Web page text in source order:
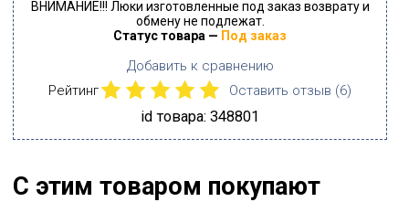
ВНИМАНИЕ!!! Люки изготовленные под заказ возврату и
обмену не подлежат.
Статус товара — Под заказ
Добавить к сравнению
Рейтинг
Оставить отзыв (6)
id товара: 348801
С этим товаром покупают